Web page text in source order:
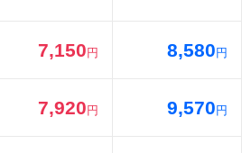
7,150円 8,580円
7,920円 9,570円